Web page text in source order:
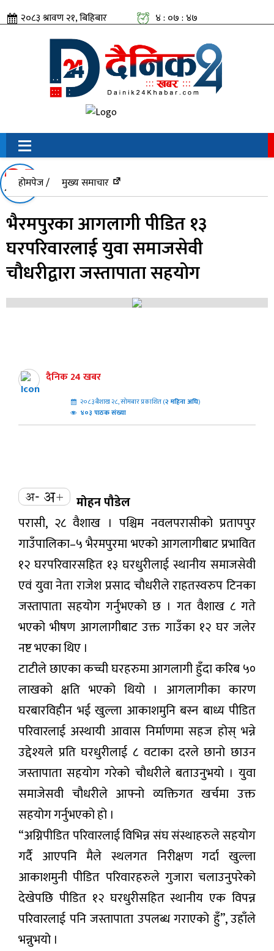
२०८३ श्रावण २१, बिहिबार
४ : ०७ : ४७
सामाजिक संजालतिर:
होमपेज / मुख्य समाचार
भैरमपुरका आगलागी पीडित १३
घरपरिवारलाई युवा समाजसेवी
चौधरीद्वारा जस्तापाता सहयोग
दैनिक 24 खबर
२०८३ बैशाख २८, सोमबार प्रकाशित (२ महिना अघि)
४०३ पाठक संख्या
मोहन पौडेल
परासी, २८ वैशाख । पश्चिम नवलपरासीको प्रतापपुर
गाउँपालिका–५ भैरमपुरमा भएको आगलागीबाट प्रभावित
१२ घरपरिवारसहित १३ घरधुरीलाई स्थानीय समाजसेवी
एवं युवा नेता राजेश प्रसाद चौधरीले राहतस्वरुप टिनका
जस्तापाता सहयोग गर्नुभएको छ । गत वैशाख ८ गते
भएको भीषण आगलागीबाट उक्त गाउँका १२ घर जलेर
नष्ट भएका थिए ।
टाटीले छाएका कच्ची घरहरुमा आगलागी हुँदा करिब ५०
लाखको क्षति भएको थियो । आगलागीका कारण
घरबारविहीन भई खुल्ला आकाशमुनि बस्न बाध्य पीडित
परिवारलाई अस्थायी आवास निर्माणमा सहज होस् भन्ने
उद्देश्यले प्रति घरधुरीलाई ८ वटाका दरले छानो छाउन
जस्तापाता सहयोग गरेको चौधरीले बताउनुभयो । युवा
समाजेसवी चौधरीले आफ्नो व्यक्तिगत खर्चमा उक्त
सहयोग गर्नुभएको हो ।
“अग्निपीडित परिवारलाई विभिन्न संघ संस्थाहरुले सहयोग
गर्दै आएपनि मैले स्थलगत निरीक्षण गर्दा खुल्ला
आकाशमुनी पीडित परिवारहरुले गुजारा चलाउनुपरेको
देखेपछि पीडित १२ घरधुरीसहित स्थानीय एक विपन्न
परिवारलाई पनि जस्तापाता उपलब्ध गराएको हुँ”, उहाँले
भन्नुभयो ।